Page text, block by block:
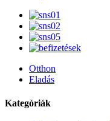
Otthon
Eladás
Kategóriák